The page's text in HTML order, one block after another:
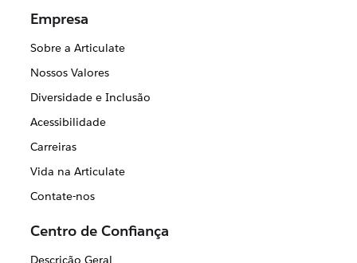
Empresa
Sobre a Articulate
Nossos Valores
Diversidade e Inclusão
Acessibilidade
Carreiras
Vida na Articulate
Contate-nos
Centro de Confiança
Descrição Geral